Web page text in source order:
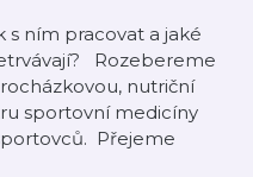
s ním pracovat a jaké
Rozebereme
nutriční
sportovní medicíny
Přejeme